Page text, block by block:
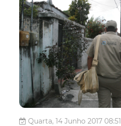
Quarta, 14 Junho 2017 08:51